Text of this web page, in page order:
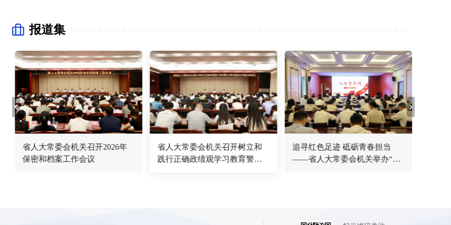
报道集
省人大常委会机关召开2026年
保密和档案工作会议
省人大常委会机关召开树立和
践行正确政绩观学习教育警示
追寻红色足迹 砥砺青春担当
——省人大常委会机关举办“五